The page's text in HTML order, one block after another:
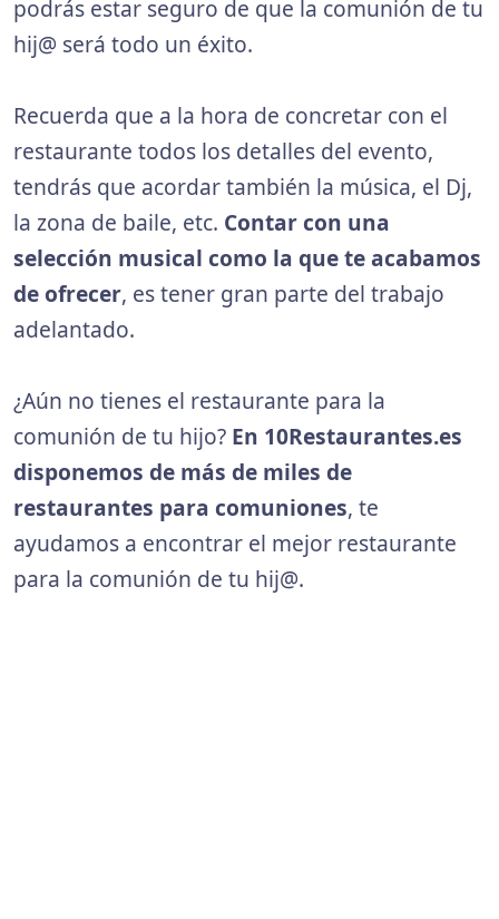
podrás estar seguro de que la comunión de tu
hij@ será todo un éxito.
Recuerda que a la hora de concretar con el
restaurante todos los detalles del evento,
tendrás que acordar también la música, el Dj,
la zona de baile, etc. Contar con una
selección musical como la que te acabamos
de ofrecer, es tener gran parte del trabajo
adelantado.
¿Aún no tienes el restaurante para la
comunión de tu hijo? En 10Restaurantes.es
disponemos de más de miles de
restaurantes para comuniones, te
ayudamos a encontrar el mejor restaurante
para la comunión de tu hij@.